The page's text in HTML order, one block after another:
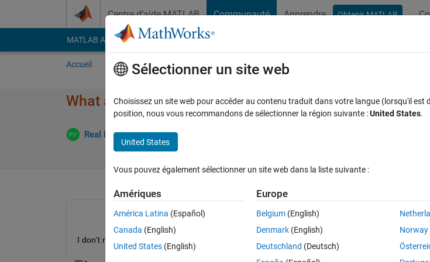
Centre d’aide MATLAB Communauté Apprendre Obtenir MATLAB
MATLAB Answers File Exchange Cody
Accueil Poser une question Parcourir
What are symbolic variables?
Real Name 17 Jan 2017
I don't really understand what they are and why they're needed. I also couldn't find anything
Sélectionner un site web
Choisissez un site web pour accéder au contenu traduit dans votre langue (lorsqu'il est
position, nous vous recommandons de sélectionner la région suivante :United States.
United States
Vous pouvez également sélectionner un site web dans la liste suivante :
Amériques
América Latina (Español)
Canada (English)
United States (English)
Europe
Belgium (English)
Denmark (English)
Deutschland (Deutsch)
Norway